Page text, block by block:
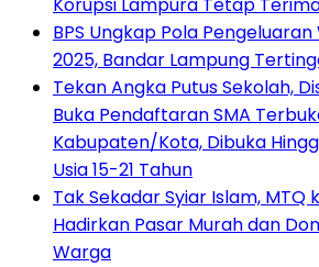
Korupsi Lampura Tetap Terima
BPS Ungkap Pola
2025, Bandar Lampung
Tekan Angka Putus Sekolah,
Buka Pendaftaran SMA
Kabupaten/Kota, Dibuka
Usia 15-21 Tahun
Tak Sekadar Syiar Islam,
Hadirkan Pasar Murah dan
Warga